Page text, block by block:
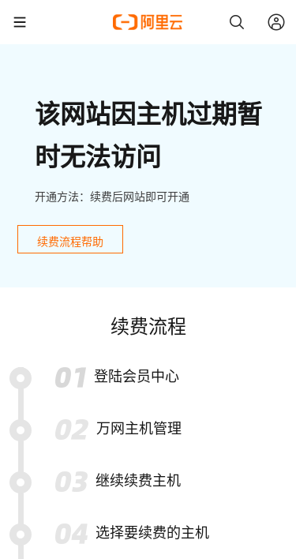
该网站因主机过期暂
时无法访问
开通方法：续费后网站即可开通
续费流程帮助
续费流程
登陆会员中心
万网主机管理
继续续费主机
选择要续费的主机